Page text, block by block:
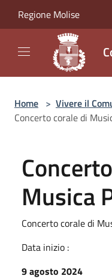
Regione Molise
Home > Vivere il
Concerto corale di
Musica
Concerto corale di
Data inizio :
9 agosto 2024